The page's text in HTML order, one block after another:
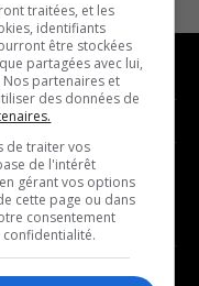
franco
récemment
traitées, et les
identifiants
être stockées
partagées avec lui,
partenaires et
des données de
de traiter vos
de l'intérêt
gérant vos options
cette page ou dans
consentement